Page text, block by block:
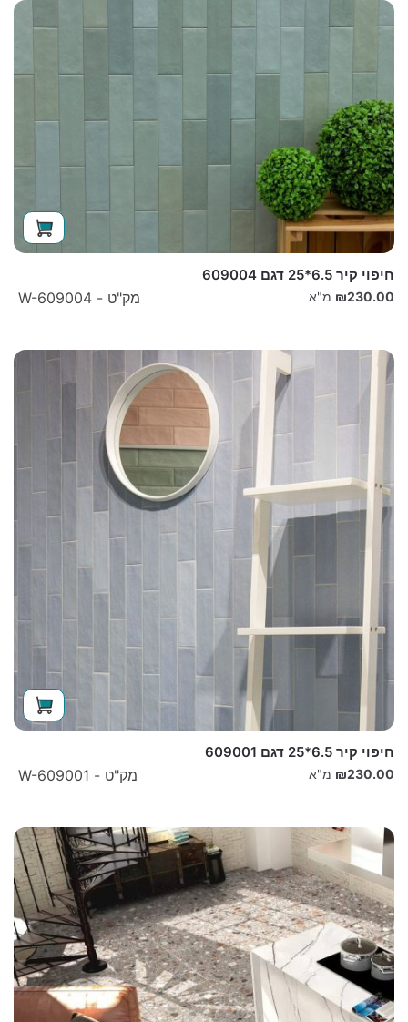
חיפוי קיר 6.5*25 דגם 609004
מק"ט - W-609004 ₪230.00 מ"א
חיפוי קיר 6.5*25 דגם 609001
מק"ט - W-609001 ₪230.00 מ"א